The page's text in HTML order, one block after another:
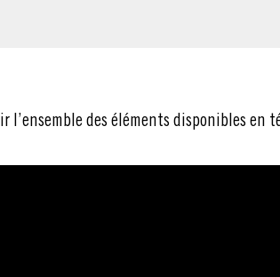
l’ensemble des éléments disponibles